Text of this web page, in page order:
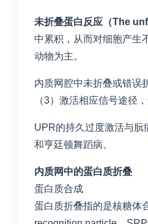
未折叠蛋白反应（The
中累积，从而对细胞产生
动物为主。
内质网腔中未折叠或错误
（3）激活相应信号途径
UPR的持久过度激活与朊
和亨廷顿舞蹈病。
内质网中的蛋白质折叠
蛋白质合成
蛋白质折叠指的是核糖体